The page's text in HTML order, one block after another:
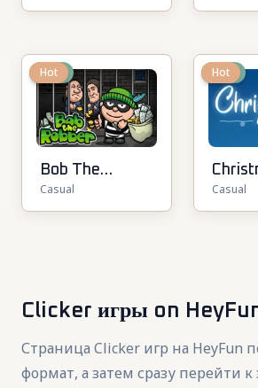
New
Hot
Bob The
Robber
Casual
New
Hot
Merge
Casual
Clicker игры on
Страница Clicker игр на HeyFun
формат, а затем сразу перейти к